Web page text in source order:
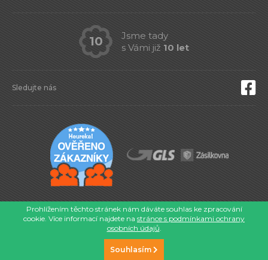
Sledujte nás
10
Jsme tady
s Vámi již 10 let
© 2026 Eshop-tenis.cz
Prohlížením těchto stránek nám dáváte souhlas ke zpracování
cookie. Více informací najdete na stránce s podmínkami ochrany
osobních údajů.
Souhlasím